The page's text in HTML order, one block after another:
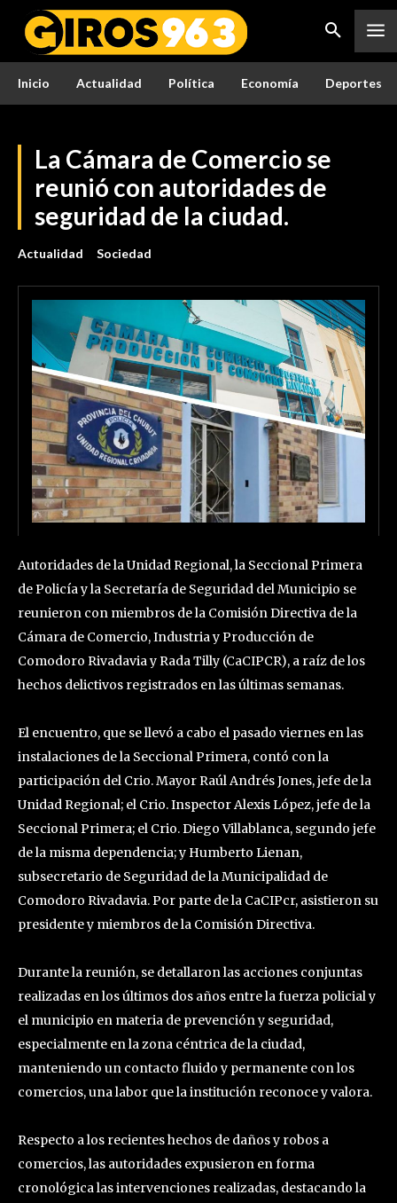
Inicio Actualidad Política Economía Deportes
La Cámara de Comercio se
reunió con autoridades de
seguridad de la ciudad.
Actualidad Sociedad
Autoridades de la Unidad Regional, la Seccional Primera
de Policía y la Secretaría de Seguridad del Municipio se
reunieron con miembros de la Comisión Directiva de la
Cámara de Comercio, Industria y Producción de
Comodoro Rivadavia y Rada Tilly (CaCIPCR), a raíz de los
hechos delictivos registrados en las últimas semanas.
El encuentro, que se llevó a cabo el pasado viernes en las
instalaciones de la Seccional Primera, contó con la
participación del Crio. Mayor Raúl Andrés Jones, jefe de la
Unidad Regional; el Crio. Inspector Alexis López, jefe de la
Seccional Primera; el Crio. Diego Villablanca, segundo jefe
de la misma dependencia; y Humberto Lienan,
subsecretario de Seguridad de la Municipalidad de
Comodoro Rivadavia. Por parte de la CaCIPcr, asistieron su
presidente y miembros de la Comisión Directiva.
Durante la reunión, se detallaron las acciones conjuntas
realizadas en los últimos dos años entre la fuerza policial y
el municipio en materia de prevención y seguridad,
especialmente en la zona céntrica de la ciudad,
manteniendo un contacto fluido y permanente con los
comercios, una labor que la institución reconoce y valora.
Respecto a los recientes hechos de daños y robos a
comercios, las autoridades expusieron en forma
cronológica las intervenciones realizadas, destacando la